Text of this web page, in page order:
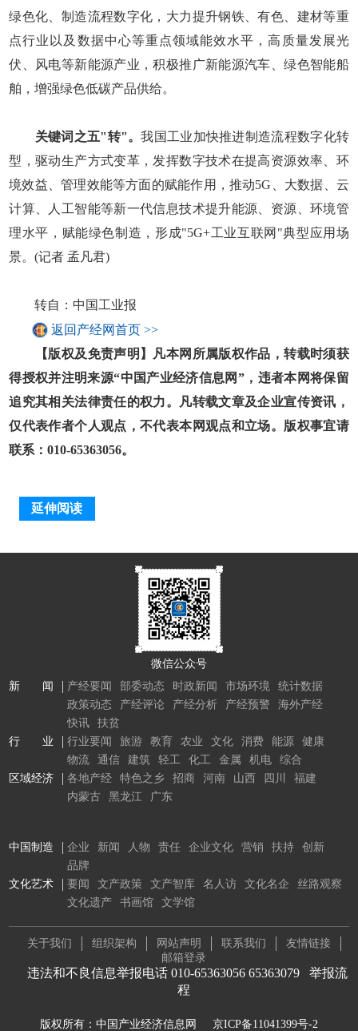
绿色化、制造流程数字化，大力提升钢铁、有色、建材等重
点行业以及数据中心等重点领域能效水平，高质量发展光
伏、风电等新能源产业，积极推广新能源汽车、绿色智能船
舶，增强绿色低碳产品供给。
关键词之五"转"。我国工业加快推进制造流程数字化转
型，驱动生产方式变革，发挥数字技术在提高资源效率、环
境效益、管理效能等方面的赋能作用，推动5G、大数据、云
计算、人工智能等新一代信息技术提升能源、资源、环境管
理水平，赋能绿色制造，形成"5G+工业互联网"典型应用场
景。(记者 孟凡君)
转自：中国工业报
返回产经网首页 >>
【版权及免责声明】凡本网所属版权作品，转载时须获
得授权并注明来源“中国产业经济信息网”，违者本网将保留
追究其相关法律责任的权力。凡转载文章及企业宣传资讯，
仅代表作者个人观点，不代表本网观点和立场。版权事宜请
联系：010-65363056。
延伸阅读
微信公众号
新 闻
产经要闻 部委动态 时政新闻 市场环境
统计数据
政策动态
产经评论 产经分析 产经预警
海外产经
快讯
扶贫
行 业
行业要闻 旅游 教育 农业 文化 消费 能源
健康
物流
通信 建筑 轻工 化工 金属 机电
综合
区域经济
各地产经 特色之乡 招商 河南 山西 四川
福建
内蒙古
黑龙江 广东
中国制造 企业 新闻 人物 责任 企业文化 营销 扶持
创新
品牌
文化艺术
要闻 文产政策 文产智库 名人访 文化名企
丝路观察
文化遗产
书画馆 文学馆
关于我们 组织架构 网站声明 联系我们
友情链接
邮箱登录
违法和不良信息举报电话 010-65363056 65363079 举报流
程
版权所有：中国产业经济信息网 京ICP备11041399号-2